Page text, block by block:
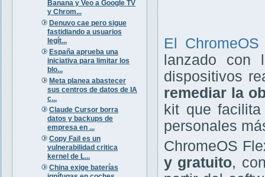
Banana y Veo a Google TV
y Chrom...
Denuvo cae pero sigue
fastidiando a usuarios
legít...
España aprueba una
iniciativa para limitar los
blo...
Meta planea abastecer
sus centros de datos de IA
c...
Claude Cursor borra
datos y backups de
empresa en ...
Copy Fail es un
vulnerabilidad critica
kernel de L...
China exige baterías
El
lanzado con
dispositivos
remediar la
kit que facilita
personales
ChromeOS
y gratuito,